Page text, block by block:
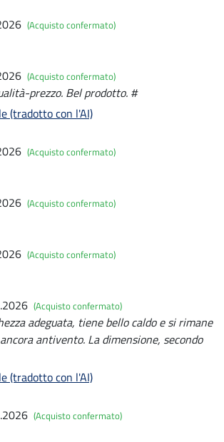
(Acquisto confermato)
(Acquisto confermato)
prezzo. Bel prodotto. #
(tradotto con l'AI)
(Acquisto confermato)
(Acquisto confermato)
(Acquisto confermato)
(Acquisto confermato)
adeguata, tiene bello caldo e si rimane
antivento. La dimensione, secondo
(tradotto con l'AI)
(Acquisto confermato)